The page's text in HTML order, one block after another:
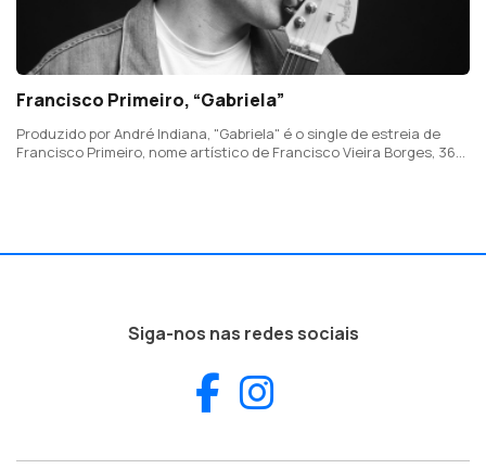
Francisco Primeiro, “Gabriela”
Produzido por André Indiana, "Gabriela" é o single de estreia de
Francisco Primeiro, nome artístico de Francisco Vieira Borges, 36
Siga-nos nas redes sociais
Facebook